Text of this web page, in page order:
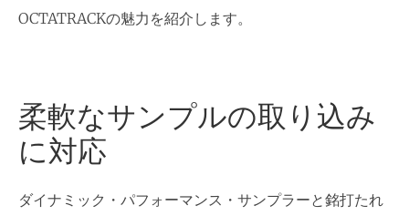
OCTATRACKの魅力を紹介します。
柔軟なサンプルの取り込み
に対応
ダイナミック・パフォーマンス・サンプラーと銘打たれ